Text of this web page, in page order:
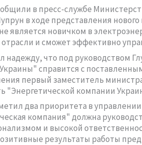
в пресс-службе
в ходе представления
является новичком в
и сможет эффективно
надежду, что под руководством
справится с
первый заместитель
"Энергетической компании
два приоритета в
компания" должна
и высокой
результаты работы